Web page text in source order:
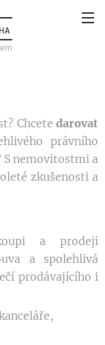
Chcetedarovat
právního
S nemovitostmi a
zkušenosti a
a prodeji
a spolehlivá
prodávajícího i